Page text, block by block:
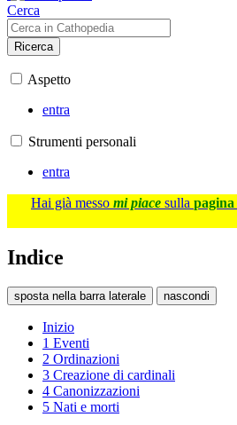
Cerca
Ricerca
Aspetto
entra
Strumenti personali
entra
Hai già messo mi piace sulla pagina
Indice
sposta nella barra laterale nascondi
Inizio
1 Eventi
2 Ordinazioni
3 Creazione di cardinali
4 Canonizzazioni
5 Nati e morti